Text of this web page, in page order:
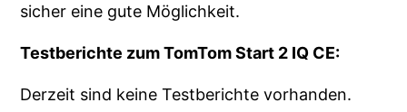
sicher eine gute Möglichkeit.
Testberichte zum TomTom Start 2 IQ CE:
Derzeit sind keine Testberichte vorhanden.